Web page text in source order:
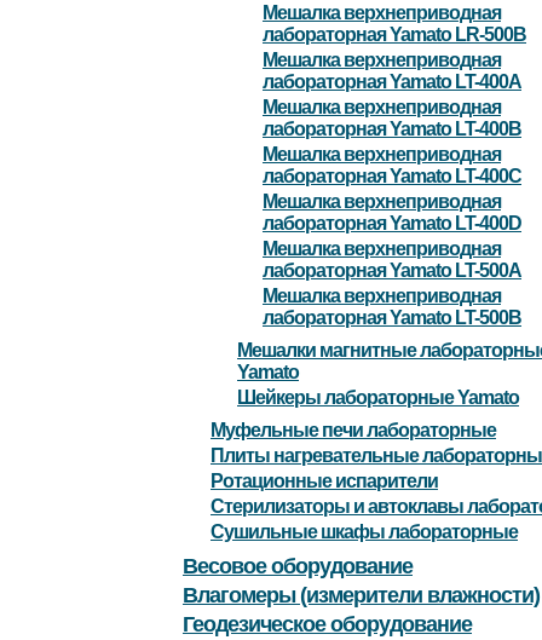
Мешалка верхнеприводная
лабораторная Yamato LR-500B
Мешалка верхнеприводная
лабораторная Yamato LT-400A
Мешалка верхнеприводная
лабораторная Yamato LT-400B
Мешалка верхнеприводная
лабораторная Yamato LT-400C
Мешалка верхнеприводная
лабораторная Yamato LT-400D
Мешалка верхнеприводная
лабораторная Yamato LT-500A
Мешалка верхнеприводная
лабораторная Yamato LT-500B
Мешалки магнитные
Yamato
Шейкеры лабораторные Yamato
Муфельные печи лабораторные
Плиты нагревательные
Ротационные испарители
Стерилизаторы и автоклавы
Сушильные шкафы лабораторные
Весовое оборудование
Влагомеры (измерители влажности)
Геодезическое оборудование